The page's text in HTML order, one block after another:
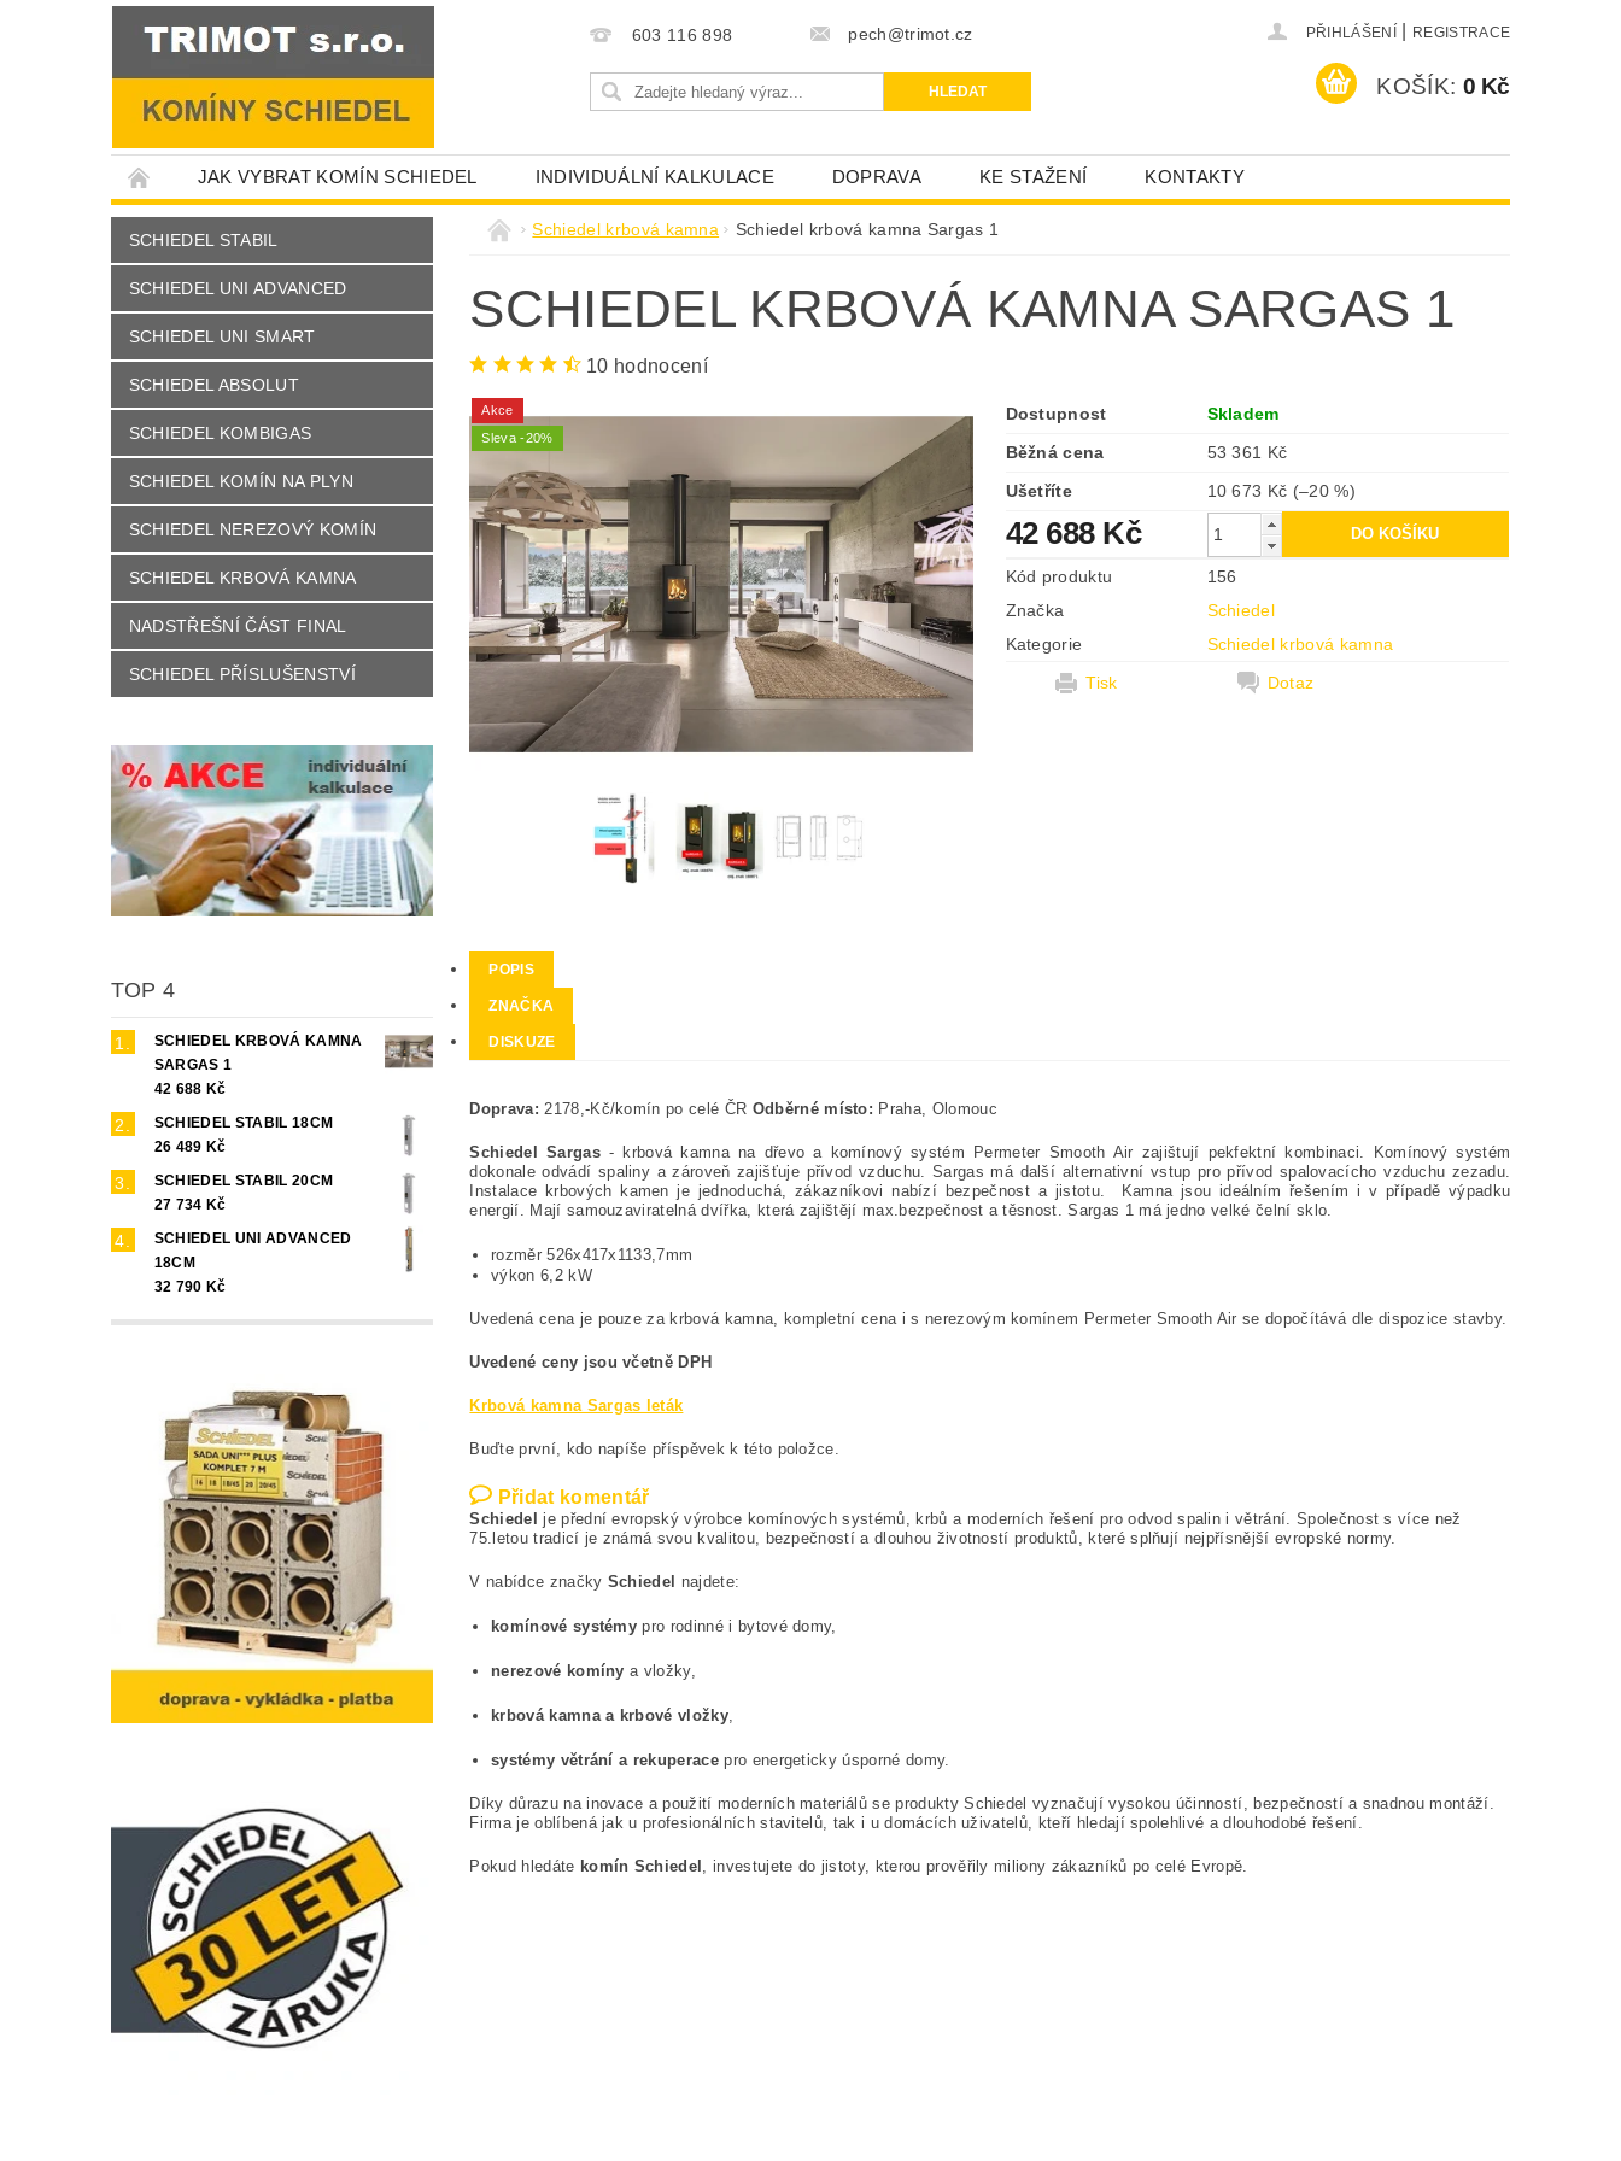
603 116 898 pech@trimot.cz PŘIHLÁŠENÍ REGISTRACE
KOŠÍK: 0 Kč
JAK VYBRAT KOMÍN SCHIEDEL INDIVIDUÁLNÍ KALKULACE DOPRAVA KE STAŽENÍ KONTAKTY
SCHIEDEL STABIL
SCHIEDEL UNI ADVANCED
SCHIEDEL UNI SMART
SCHIEDEL ABSOLUT
SCHIEDEL KOMBIGAS
SCHIEDEL KOMÍN NA PLYN
SCHIEDEL NEREZOVÝ KOMÍN
SCHIEDEL KRBOVÁ KAMNA
NADSTŘEŠNÍ ČÁST FINAL
SCHIEDEL PŘÍSLUŠENSTVÍ
TOP 4
SCHIEDEL KRBOVÁ KAMNA
SARGAS 1
42 688 Kč
SCHIEDEL STABIL 18CM
26 489 Kč
SCHIEDEL STABIL 20CM
27 734 Kč
SCHIEDEL UNI ADVANCED
18CM
32 790 Kč
Schiedel krbová kamna Schiedel krbová kamna Sargas 1
SCHIEDEL KRBOVÁ KAMNA SARGAS 1
10 hodnocení
Akce
Sleva -20%
Dostupnost
Skladem
Běžná cena
53 361 Kč
Ušetříte
10 673 Kč (–20 %)
42 688 Kč
Kód produktu
156
Značka
Schiedel
Kategorie
Schiedel krbová kamna
Tisk
Dotaz
POPIS
ZNAČKA
DISKUZE
Doprava:2178,-Kč/komín po celé ČR Odběrné místo: Praha, Olomouc
Schiedel Sargas- krbová kamna na dřevo a komínový systém Permeter Smooth Air zajištují pekfektní kombinaci. Komínový systém
dokonale odvádí spaliny a zároveň zajišťuje přívod vzduchu. Sargas má další alternativní vstup pro přívod spalovacícho vzduchu zezadu.
Instalace krbových kamen je jednoduchá, zákazníkovi nabízí bezpečnost a jistotu. Kamna jsou ideálním řešením i v případě výpadku
energií. Mají samouzaviratelná dvířka, která zajištějí max.bezpečnost a těsnost. Sargas 1 má jedno velké čelní sklo.
rozměr 526x417x1133,7mm
výkon 6,2 kW
Uvedená cena je pouze za krbová kamna, kompletní cena i s nerezovým komínem Permeter Smooth Air se dopočítává dle dispozice stavby.
Uvedené ceny jsou včetně DPH
Krbová kamna Sargas leták
Buďte první, kdo napíše příspěvek k této položce.
Přidat komentář
Schiedel je přední evropský výrobce komínových systémů, krbů a moderních řešení pro odvod spalin i větrání. Společnost s více než
75.letou tradicí je známá svou kvalitou, bezpečností a dlouhou životností produktů, které splňují nejpřísnější evropské normy.
V nabídce značky Schiedel najdete:
komínové systémy pro rodinné i bytové domy,
nerezové komíny a vložky,
krbová kamna a krbové vložky,
systémy větrání a rekuperacepro energeticky úsporné domy.
Díky důrazu na inovace a použití moderních materiálů se produkty Schiedel vyznačují vysokou účinností, bezpečností a snadnou montáží.
Firma je oblíbená jak u profesionálních stavitelů, tak i u domácích uživatelů, kteří hledají spolehlivé a dlouhodobé řešení.
Pokud hledáte komín Schiedel , investujete do jistoty, kterou prověřily miliony zákazníků po celé Evropě.